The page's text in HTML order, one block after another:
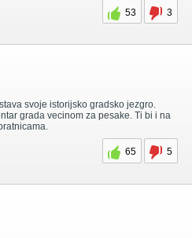
53
3
svoje istorijsko gradsko jezgro.
grada vecinom za pesake. Ti bi i na
65
5